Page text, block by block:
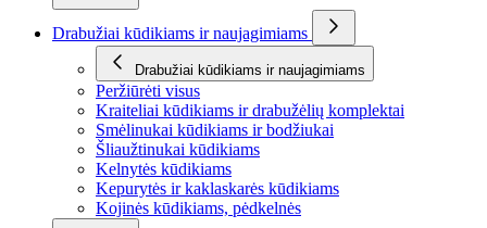
Drabužiai kūdikiams ir naujagimiams
Drabužiai kūdikiams ir naujagimiams
Peržiūrėti visus
Kraiteliai kūdikiams ir drabužėlių komplektai
Smėlinukai kūdikiams ir bodžiukai
Šliaužtinukai kūdikiams
Kelnytės kūdikiams
Kepurytės ir kaklaskarės kūdikiams
Kojinės kūdikiams, pėdkelnės